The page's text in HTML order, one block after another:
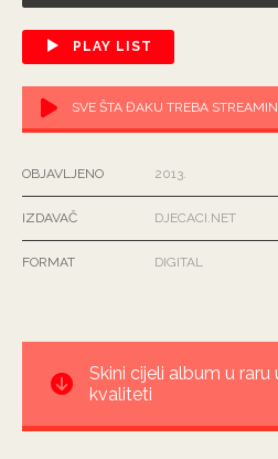
PLAY LIST
SVE ŠTA ĐAKU TREBA
OBJAVLJENO 2013.
IZDAVAČ DJECACI.NET
FORMAT DIGITAL
Skini cijeli album u
kvaliteti